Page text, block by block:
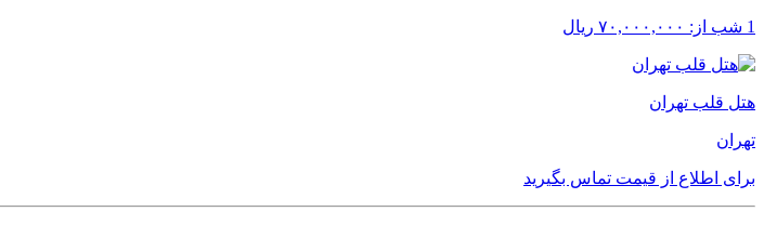
1 شب از: ۷۰,۰۰۰,۰۰۰ ریال
هتل قلب تهران
تهران
برای اطلاع از قیمت تماس بگیرید